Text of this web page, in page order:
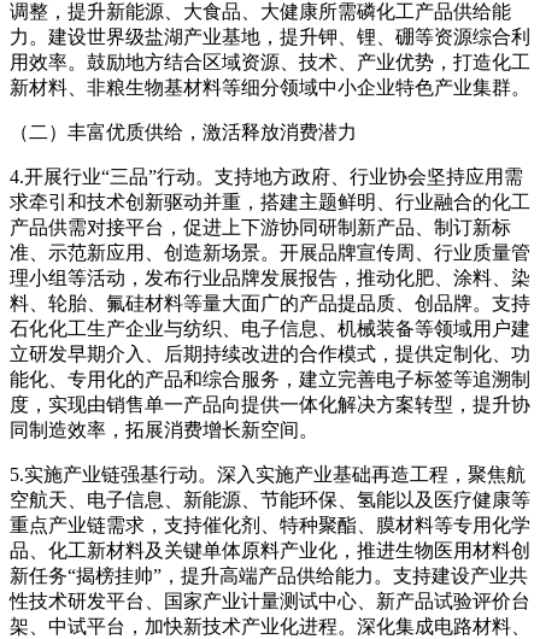
调整，提升新能源、大食品、大健康所需磷化工产品供给能
力。建设世界级盐湖产业基地，提升钾、锂、硼等资源综合利
用效率。鼓励地方结合区域资源、技术、产业优势，打造化工
新材料、非粮生物基材料等细分领域中小企业特色产业集群。
（二）丰富优质供给，激活释放消费潜力
4.开展行业“三品”行动。支持地方政府、行业协会坚持应用需
求牵引和技术创新驱动并重，搭建主题鲜明、行业融合的化工
产品供需对接平台，促进上下游协同研制新产品、制订新标
准、示范新应用、创造新场景。开展品牌宣传周、行业质量管
理小组等活动，发布行业品牌发展报告，推动化肥、涂料、染
料、轮胎、氟硅材料等量大面广的产品提品质、创品牌。支持
石化化工生产企业与纺织、电子信息、机械装备等领域用户建
立研发早期介入、后期持续改进的合作模式，提供定制化、功
能化、专用化的产品和综合服务，建立完善电子标签等追溯制
度，实现由销售单一产品向提供一体化解决方案转型，提升协
同制造效率，拓展消费增长新空间。
5.实施产业链强基行动。深入实施产业基础再造工程，聚焦航
空航天、电子信息、新能源、节能环保、氢能以及医疗健康等
重点产业链需求，支持催化剂、特种聚酯、膜材料等专用化学
品、化工新材料及关键单体原料产业化，推进生物医用材料创
新任务“揭榜挂帅”，提升高端产品供给能力。支持建设产业共
性技术研发平台、国家产业计量测试中心、新产品试验评价台
架、中试平台，加快新技术产业化进程。深化集成电路材料、